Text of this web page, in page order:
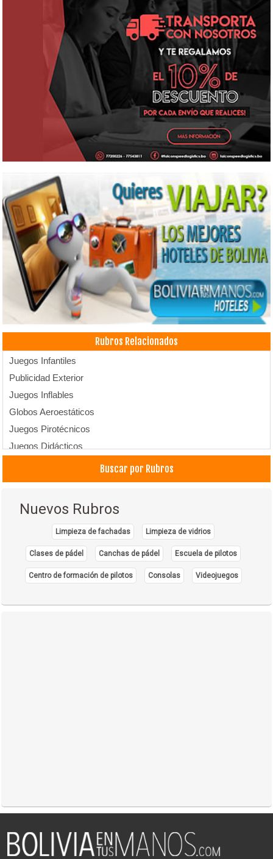
Rubros Relacionados
Juegos Infantiles
Publicidad Exterior
Juegos Inflables
Globos Aeroestáticos
Juegos Pirotécnicos
Juegos Didácticos
Productoras de Publicidad
Buscar por Rubros
Nuevos Rubros
Limpieza de fachadas Limpieza de vidrios
Clases de pádel Canchas de pádel Escuela de pilotos
Centro de formación de pilotos Consolas Videojuegos